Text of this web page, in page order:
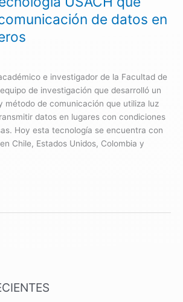
de datos en
e investigador de la Facultad de
de investigación que desarrolló un
método de comunicación que utiliza luz
datos en lugares con condiciones
Hoy esta tecnología se encuentra con
Chile, Estados Unidos, Colombia y